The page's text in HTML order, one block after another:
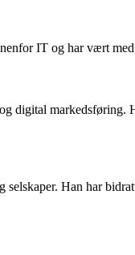
IT og har vært
digital
Han har